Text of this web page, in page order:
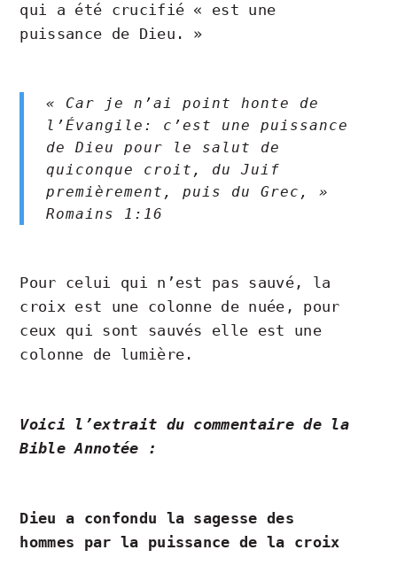
qui a été crucifié « est une
puissance de Dieu. »
« Car je n’ai point honte de
l’Évangile: c’est une puissance
de Dieu pour le salut de
quiconque croit, du Juif
premièrement, puis du Grec, »
‭‭Romains‬ ‭1‬:‭16‬ ‭
Pour celui qui n’est pas sauvé, la
croix est une colonne de nuée, pour
ceux qui sont sauvés elle est une
colonne de lumière.
Voici l’extrait du commentaire de la
Bible Annotée :
Dieu a confondu la sagesse des
hommes par la puissance de la croix